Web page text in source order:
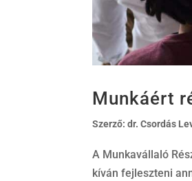
Munkáért
Szerző:dr. Csordás
A Munkavállaló
kíván fejleszteni